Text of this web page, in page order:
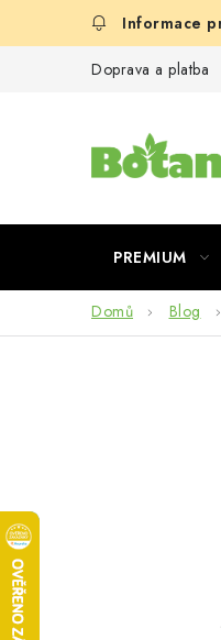
Doprava a platba
PREMIUM
Domů Blog